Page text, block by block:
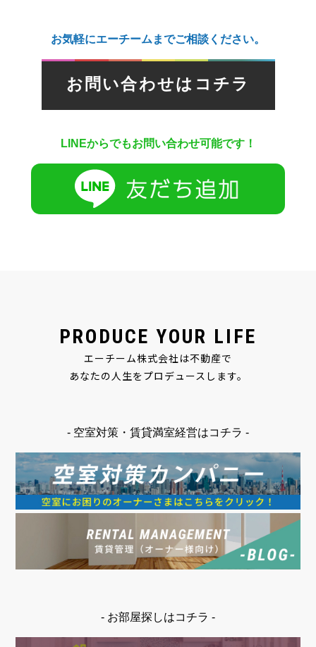
お気軽にエーチームまでご相談ください。
お問い合わせはコチラ
LINEからでもお問い合わせ可能です！
PRODUCE YOUR LIFE
エーチーム株式会社は不動産で
あなたの人生をプロデュースします。
- 空室対策・賃貸満室経営はコチラ -
- お部屋探しはコチラ -